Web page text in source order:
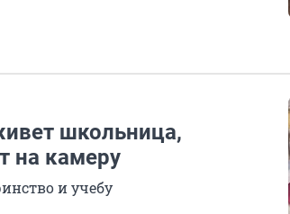
школьница,
на камеру
и учебу